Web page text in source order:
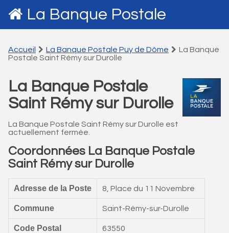
La Banque Postale
Accueil La Banque Postale Puy de Dôme
La Banque
Postale Saint Rémy sur Durolle
La Banque Postale
Saint Rémy sur Durolle
La Banque Postale Saint Rémy sur Durolle est
actuellement fermée.
Coordonnées La Banque Postale
Saint Rémy sur Durolle
Adresse de la Poste 8, Place du 11 Novembre
Commune Saint-Rémy-sur-Durolle
Code Postal 63550